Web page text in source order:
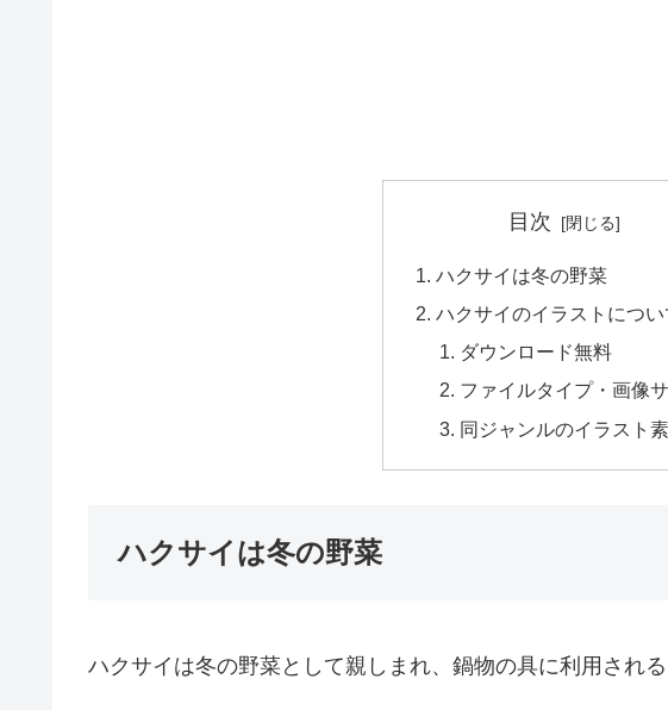
目次
ハクサイは冬の野菜
ハクサイのイラストについ
ダウンロード無料
ファイルタイプ・画像
同ジャンルのイラスト
ハクサイは冬の野菜
ハクサイは冬の野菜として親しまれ、鍋物の具に利用される